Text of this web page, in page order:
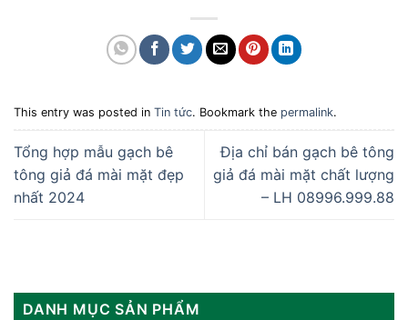
This entry was posted in Tin tức. Bookmark the permalink.
Tổng hợp mẫu gạch bê
tông giả đá mài mặt đẹp
nhất 2024
Địa chỉ bán gạch bê tông
giả đá mài mặt chất lượng
– LH 08996.999.88
DANH MỤC SẢN PHẨM